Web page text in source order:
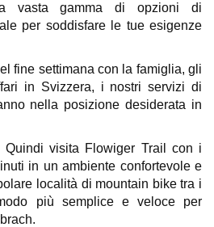
vasta gamma di opzioni di
per soddisfare le tue esigenze
fine settimana con la famiglia, gli
in Svizzera, i nostri servizi di
nella posizione desiderata in
visita Flowiger Trail con i
in un ambiente confortevole e
località di mountain bike tra i
più semplice e veloce per